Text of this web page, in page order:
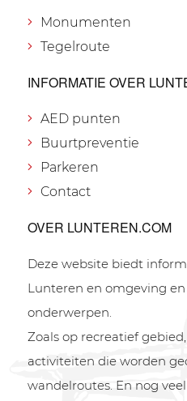
Monumenten
Tegelroute
INFORMATIE OVER
AED punten
Buurtpreventie
Parkeren
Contact
OVER LUNTEREN.COM
Deze website biedt
Lunteren en omgeving
onderwerpen.
Zoals op recreatief
activiteiten die worden
wandelroutes. En nog